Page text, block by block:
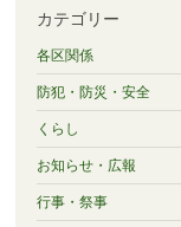
カテゴリー
各区関係
防犯・防災・安全
くらし
お知らせ・広報
行事・祭事